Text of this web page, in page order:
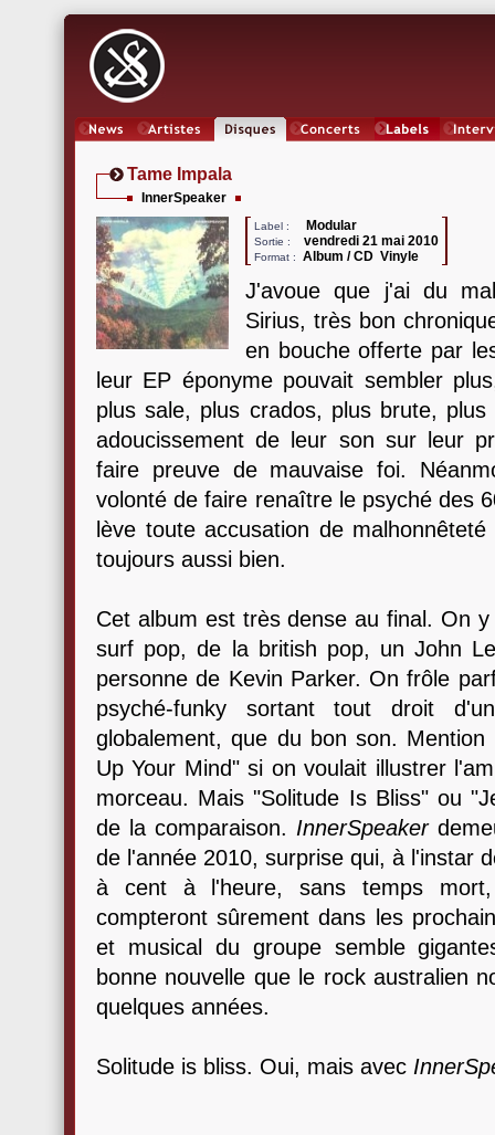
Tame Impala
InnerSpeaker
Label : Modular
Sortie : vendredi 21 mai 2010
Format : Album / CD Vinyle
J'avoue que j'ai du
Sirius, très bon
en bouche offerte par
leur EP éponyme pouvait sembler
plus sale, plus crados, plus brute,
adoucissement de leur son sur leur
faire preuve de mauvaise foi.
volonté de faire renaître le psyché des
lève toute accusation de
toujours aussi bien.
Cet album est très dense au final. On
surf pop, de la british pop, un John
personne de Kevin Parker. On frôle
psyché-funky sortant tout droit
globalement, que du bon son.
Up Your Mind" si on voulait illustrer
morceau. Mais "Solitude Is Bliss" ou
de la comparaison. InnerSpeaker
de l'année 2010, surprise qui, à l'instar
à cent à l'heure, sans temps
compteront sûrement dans les
et musical du groupe semble
bonne nouvelle que le rock australien
quelques années.
Solitude is bliss. Oui, mais avec